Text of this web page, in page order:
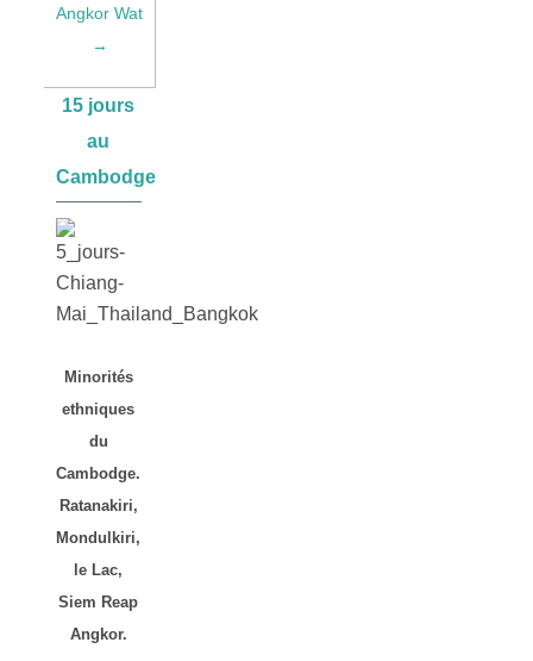
Angkor Wat
→
15 jours
au
Cambodge
Minorités
ethniques
du
Cambodge.
Ratanakiri,
Mondulkiri,
le Lac,
Siem Reap
Angkor.